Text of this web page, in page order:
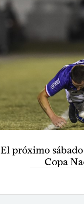
El próximo
Copa